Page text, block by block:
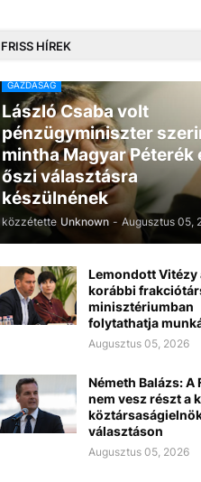
FRISS HÍREK
GAZDASÁG
László Csaba volt
pénzügyminiszter
mintha Magyar Péterék
őszi választásra
készülnének
közzétette Unknown - Augusztus 05,
Lemondott Vitézy
korábbi
minisztériumban
folytathatja
Augusztus 05, 2026
Németh Balázs: A
nem vesz részt a
választáson
Augusztus 05, 2026